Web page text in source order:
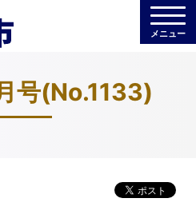
メニュー
号(No.1133)